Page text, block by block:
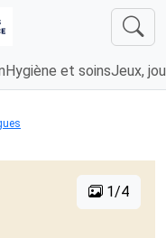
Hygiène et soinsJeux,
1/4